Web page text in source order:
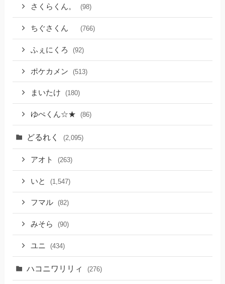
さくらくん。 (98)
ちぐさくん (766)
ふぇにくろ (92)
ポケカメン (513)
まいたけ (180)
ゆぺくん☆★ (86)
どるれく (2,095)
アオト (263)
いと (1,547)
フマル (82)
みそら (90)
ユニ (434)
ハコニワリリィ (276)